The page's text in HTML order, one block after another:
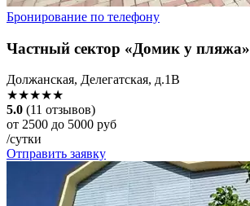
Бронирование по телефону
Частный сектор «Домик у пляжа»
Должанская, Делегатская, д.1В
★★★★★
5.0 (11 отзывов)
от 2500 до 5000 руб
/сутки
Отправить заявку